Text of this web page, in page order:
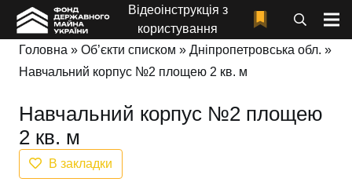
Відеоінструкція з
користування
Головна » Об’єкти списком » Дніпропетровська обл. »
Навчальний корпус №2 площею 2 кв. м
Навчальний корпус №2 площею
2 кв. м
В закладки